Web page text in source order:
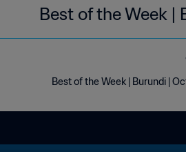
Best of the Week |
Best of the Week | Burundi |